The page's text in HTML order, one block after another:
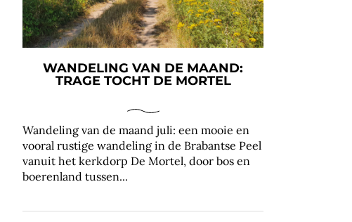
WANDELING VAN DE MAAND:
TRAGE TOCHT DE MORTEL
Wandeling van de maand juli: een mooie en
vooral rustige wandeling in de Brabantse Peel
vanuit het kerkdorp De Mortel, door bos en
boerenland tussen...